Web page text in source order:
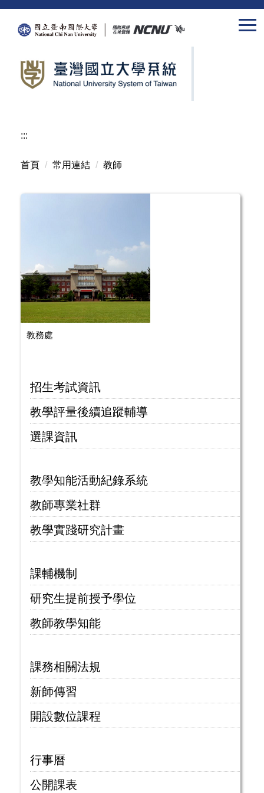
跳
:::
首頁 常用連結 教師
教務處
招生考試資訊
教學評量後續追蹤輔導
選課資訊
教學知能活動紀錄系統
教師專業社群
教學實踐研究計畫
課輔機制
研究生提前授予學位
教師教學知能
課務相關法規
新師傳習
開設數位課程
行事曆
公開課表